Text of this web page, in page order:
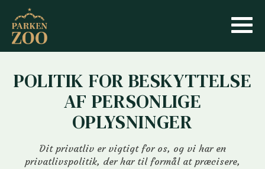
POLITIK FOR BESKYTTELSE
AF PERSONLIGE
OPLYSNINGER
Dit privatliv er vigtigt for os, og vi har en
privatlivspolitik, der har til formål at præcisere,